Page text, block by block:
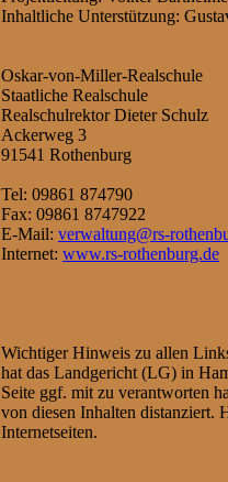
Inhaltliche Unterstützung:
Oskar-von-Miller-Realschule
Staatliche Realschule
Realschulrektor Dieter Schulz
Ackerweg 3
91541 Rothenburg
Tel: 09861 874790
Fax: 09861 8747922
E-Mail: verwaltung@rs-
Internet: www.rs-rothenburg.de
Wichtiger Hinweis zu allen
hat das Landgericht (LG) in
Seite ggf. mit zu verantworten
von diesen Inhalten distanziert.
Internetseiten.